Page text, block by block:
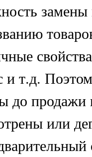
замены
и т.д.
до продажи
или